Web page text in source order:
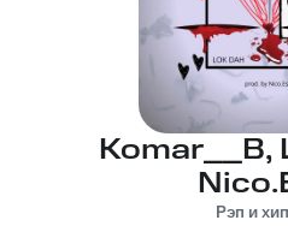
Komar__B,
Рэп и